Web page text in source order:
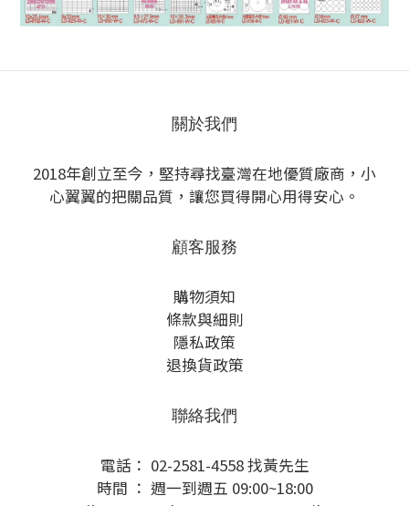
關於我們
2018年創立至今，堅持尋找臺灣在地優質廠商，小
心翼翼的把關品質，讓您買得開心用得安心。
顧客服務
購物須知
條款與細則
隱私政策
退換貨政策
聯絡我們
電話： 02-2581-4558 找黃先生
時間 ： 週一到週五 09:00~18:00